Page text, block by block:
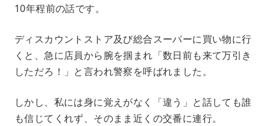
10年程前の話です。
ディスカウントストア及び総合スーパーに買い物に行
くと、急に店員から腕を掴まれ「数日前も来て万引き
しただろ！」と言われ警察を呼ばれました。
しかし、私には身に覚えがなく「違う」と話しても誰
も信じてくれず、そのまま近くの交番に連行。